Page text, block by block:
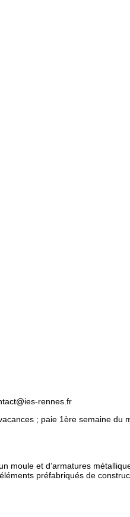
rennes.fr
; paie 1ère semaine
moule et d’armatures
préfabriqués de